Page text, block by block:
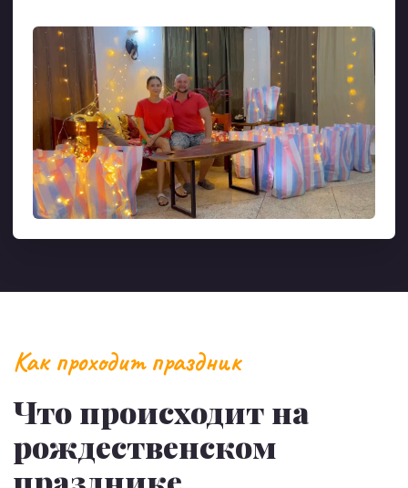
Как проходит праздник
Что происходит на
рождественском